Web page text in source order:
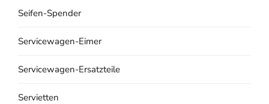
Seifen-Spender
Servicewagen-Eimer
Servicewagen-Ersatzteile
Servietten